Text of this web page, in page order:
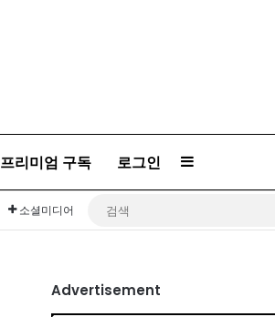
프리미엄 구독 로그인 Sidebar
소셜미디어
Advertisement